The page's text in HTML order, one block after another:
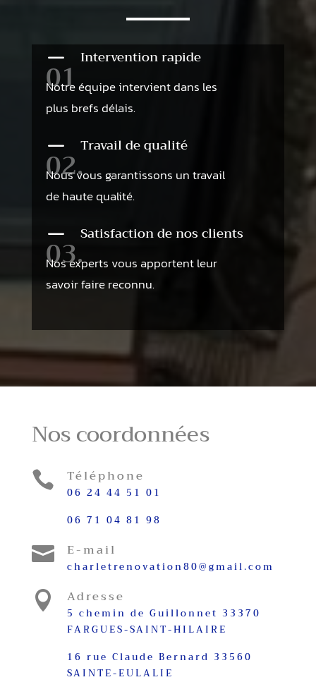
01
K Intervention rapide
Notre équipe intervient dans les
plus brefs délais.
02.
K Travail de qualité
Nous vous garantissons un travail
de haute qualité.
03.
K Satisfaction de nos clients
Nos experts vous apportent leur
savoir faire reconnu.
Nos coordonnées
 Téléphone
06 24 44 51 01
06 71 04 81 98
 E-mail
charletrenovation80@gmail.com
 Adresse
5 chemin de Guillonnet 33370
FARGUES-SAINT-HILAIRE
16 rue Claude Bernard 33560
SAINTE-EULALIE